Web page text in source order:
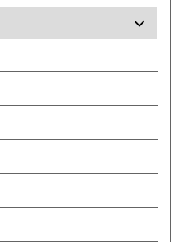
との交流を通じ
です。